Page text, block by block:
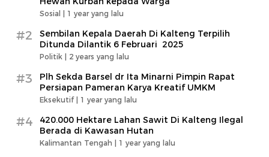
Sosial | 1 year yang lalu
#2
Sembilan Kepala Daerah Di Kalteng Terpilih
Ditunda Dilantik 6 Februari 2025
Politik | 2 years yang lalu
#3
Plh Sekda Barsel dr Ita Minarni Pimpin Rapat
Persiapan Pameran Karya Kreatif UMKM
Eksekutif | 1 year yang lalu
#4
420.000 Hektare Lahan Sawit Di Kalteng Ilegal
Berada di Kawasan Hutan
Kalimantan Tengah | 1 year yang lalu